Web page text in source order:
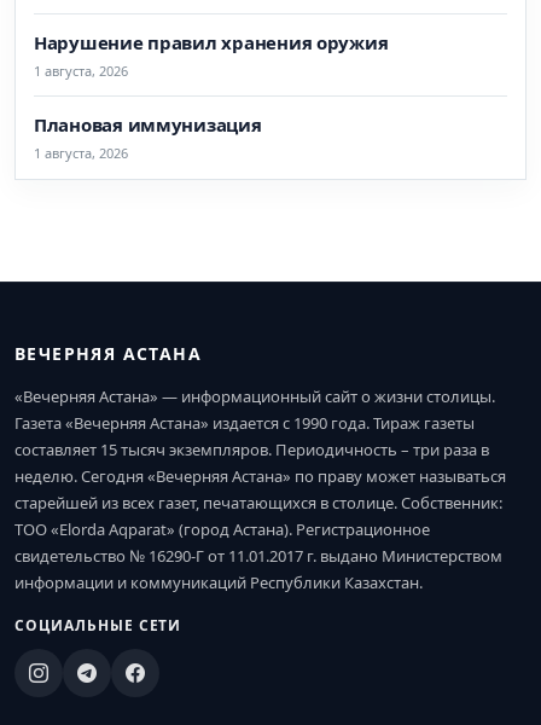
Нарушение правил хранения оружия
1 августа, 2026
Плановая иммунизация
1 августа, 2026
ВЕЧЕРНЯЯ АСТАНА
«Вечерняя Астана» — информационный сайт о жизни столицы.
Газета «Вечерняя Астана» издается с 1990 года. Тираж газеты
составляет 15 тысяч экземпляров. Периодичность – три раза в
неделю. Сегодня «Вечерняя Астана» по праву может называться
старейшей из всех газет, печатающихся в столице. Собственник:
ТОО «Elorda Aqparat» (город Астана). Регистрационное
свидетельство № 16290-Г от 11.01.2017 г. выдано Министерством
информации и коммуникаций Республики Казахстан.
СОЦИАЛЬНЫЕ СЕТИ